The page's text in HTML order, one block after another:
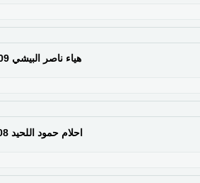
هياء ناصر البيشي 11809
احلام حمود اللحيد 11808